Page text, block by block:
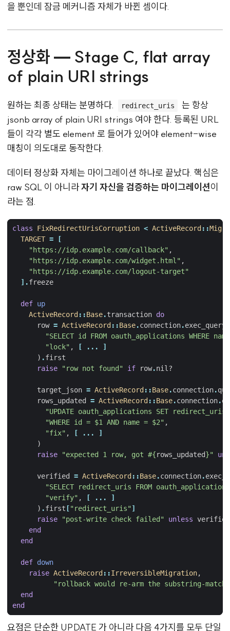
을 뿐인데 잠금 메커니즘 자체가 바뀐 셈이다.
정상화 — Stage C, flat array
of plain URI strings
원하는 최종 상태는 분명하다. redirect_uris
는 항상
jsonb array of plain URI strings 여야 한다. 등록된 URL
들이 각각 별도 element 로 들어가 있어야 element-wise
매칭이 의도대로 동작한다.
데이터 정상화 자체는 마이그레이션 하나로 끝났다. 핵심은
raw SQL 이 아니라자기 자신을 검증하는 마이그레이션이
라는 점.
class FixRedirectUrisCorruption < ActiveRecord ::
TARGET =
[
"https://idp.example.com/callback" ,
"https://idp.example.com/widget.html" ,
"https://idp.example.com/logout-target"
].freeze
def up
ActiveRecord ::Base.transaction do
row = ActiveRecord ::Base.connection.exec_query
"SELECT id FROM oauth_applications WHERE
"lock" , [ ...
]
) .first
raise
"row not found" if row.nil?
target_json = ActiveRecord ::Base.connection.
rows_updated
= ActiveRecord ::Base.connection.
"UPDATE oauth_applications SET
"WHERE id = $1 AND name = $2" ,
"fix" , [ ...
]
)
raise
"expected 1 row, got #{rows_updated}"
verified = ActiveRecord ::Base.connection.
"SELECT redirect_uris FROM
"verify" , [ ...
]
) .first ["redirect_uris"]
raise
"post-write check failed" unless verified
end
end
def down
raise ActiveRecord ::IrreversibleMigration,
"rollback would re-arm the substring-
end
end
요점은 단순한 UPDATE 가 아니라 다음 4가지를 모두 단일